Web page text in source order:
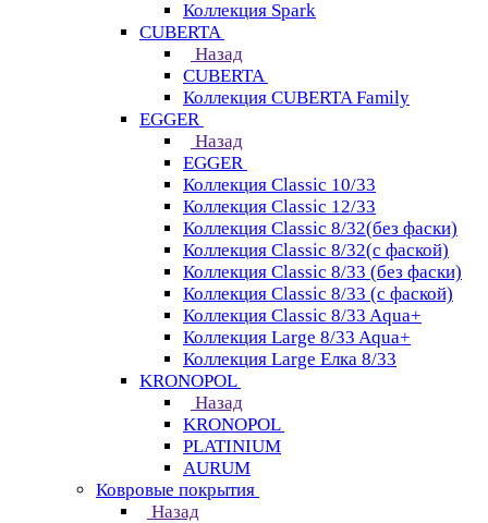
Коллекция Spark
CUBERTA
Назад
CUBERTA
Коллекция CUBERTA Family
EGGER
Назад
EGGER
Коллекция Classic 10/33
Коллекция Classic 12/33
Коллекция Classic 8/32(без фаски)
Коллекция Classic 8/32(с фаской)
Коллекция Classic 8/33 (без фаски)
Коллекция Classic 8/33 (с фаской)
Коллекция Classic 8/33 Aqua+
Коллекция Large 8/33 Aqua+
Коллекция Large Елка 8/33
KRONOPOL
Назад
KRONOPOL
PLATINIUM
AURUM
Ковровые покрытия
Назад